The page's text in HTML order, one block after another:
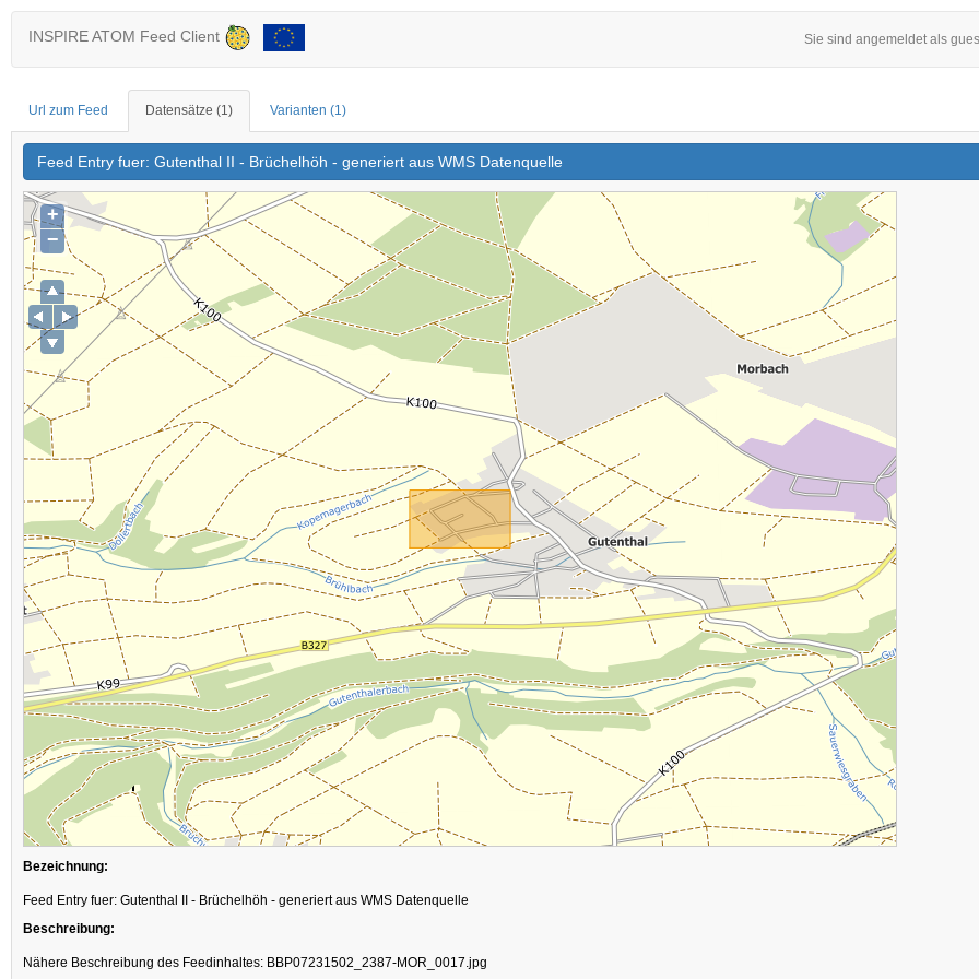
INSPIRE ATOM Feed Client Sie sind angemeldet als
Url zum Feed Datensätze (1) Varianten (1)
Feed Entry fuer: Gutenthal II - Brüchelhöh - generiert aus WMS Datenquelle
+
−
Bezeichnung:
Feed Entry fuer: Gutenthal II - Brüchelhöh - generiert aus WMS Datenquelle
Beschreibung:
Nähere Beschreibung des Feedinhaltes: BBP07231502_2387-MOR_0017.jpg